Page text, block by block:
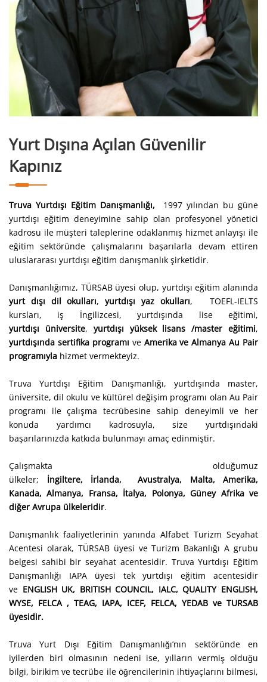
Yurt Dışına Açılan Güvenilir
Kapınız
Truva Yurtdışı Eğitim Danışmanlığı, 1997 yılından bu güne
yurtdışı eğitim deneyimine sahip olan profesyonel yönetici
kadrosu ile müşteri taleplerine odaklanmış hizmet anlayışı ile
eğitim sektöründe çalışmalarını başarılarla devam ettiren
uluslararası yurtdışı eğitim danışmanlık şirketidir.
Danışmanlığımız, TÜRSAB üyesi olup, yurtdışı eğitim alanında
yurt dışı dil okulları,yurtdışı yaz okulları,
TOEFL-IELTS
kursları, iş İngilizcesi, yurtdışında lise eğitimi,
yurtdışı üniversite, yurtdışı yüksek lisans /master eğitimi,
yurtdışında sertifika programı ve Amerika ve Almanya Au Pair
programıyla hizmet vermekteyiz.
Truva Yurtdışı Eğitim Danışmanlığı, yurtdışında master,
üniversite, dil okulu ve kültürel değişim programı olan Au Pair
programı ile çalışma tecrübesine sahip deneyimli ve her
konuda yardımcı kadrosuyla, size yurtdışındaki
başarılarınızda katkıda bulunmayı amaç edinmiştir.
Çalışmakta olduğumuz
ülkeler; İngiltere, İrlanda, Avustralya, Malta, Amerika,
Kanada, Almanya, Fransa, İtalya, Polonya, Güney Afrika ve
diğer Avrupa ülkeleridir.
Danışmanlık faaliyetlerinin yanında Alfabet Turizm Seyahat
Acentesi olarak, TÜRSAB üyesi ve Turizm Bakanlığı A grubu
belgesi sahibi bir seyahat acentesidir. Truva Yurtdışı Eğitim
Danışmanlığı IAPA üyesi tek yurtdışı eğitim acentesidir
ve ENGLISH UK, BRITISH COUNCIL, IALC, QUALITY ENGLISH,
WYSE, FELCA , TEAG, IAPA, ICEF, FELCA, YEDAB ve TURSAB
üyesidir.
Truva Yurt Dışı Eğitim Danışmanlığı’nın sektöründe en
iyilerden biri olmasının nedeni ise, yılların vermiş olduğu
bilgi, birikim ve tecrübe ile öğrencilerinin ihtiyaçlarını bilmesi,